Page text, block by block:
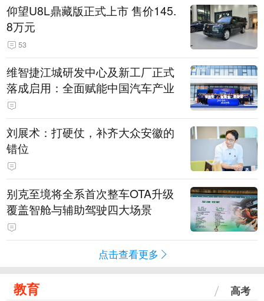
仰望U8L鼎藏版正式上市 售价145.
8万元
53
维智捷江城研发中心及新工厂正式
落成启用：全面赋能中国汽车产业
刘展术：打硬仗，补齐大众安徽的
错位
别克至境将全系首次整车OTA升级
覆盖智舱与辅助驾驶四大场景
点击查看更多
教育 高考